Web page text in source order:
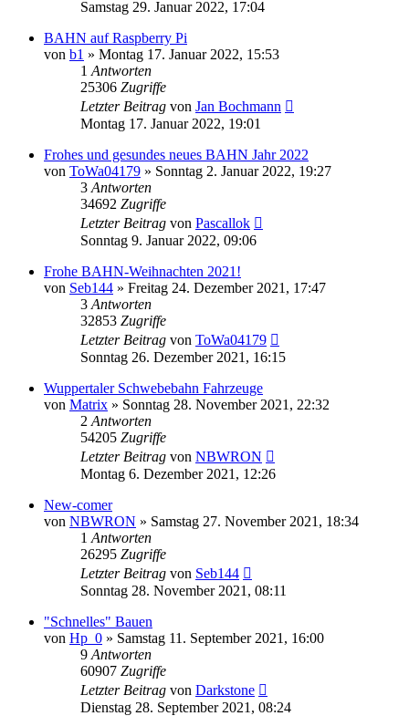
Samstag 29. Januar 2022, 17:04
BAHN auf Raspberry Pi
von b1 » Montag 17. Januar 2022, 15:53
1 Antworten
25306 Zugriffe
Letzter Beitrag von Jan Bochmann
Montag 17. Januar 2022, 19:01
Frohes und gesundes neues BAHN Jahr 2022
von ToWa04179 » Sonntag 2. Januar 2022, 19:27
3 Antworten
34692 Zugriffe
Letzter Beitrag von Pascallok
Sonntag 9. Januar 2022, 09:06
Frohe BAHN-Weihnachten 2021!
von Seb144 » Freitag 24. Dezember 2021, 17:47
3 Antworten
32853 Zugriffe
Letzter Beitrag von ToWa04179
Sonntag 26. Dezember 2021, 16:15
Wuppertaler Schwebebahn Fahrzeuge
von Matrix » Sonntag 28. November 2021, 22:32
2 Antworten
54205 Zugriffe
Letzter Beitrag von NBWRON
Montag 6. Dezember 2021, 12:26
New-comer
von NBWRON » Samstag 27. November 2021, 18:34
1 Antworten
26295 Zugriffe
Letzter Beitrag von Seb144
Sonntag 28. November 2021, 08:11
"Schnelles" Bauen
von Hp_0 » Samstag 11. September 2021, 16:00
9 Antworten
60907 Zugriffe
Letzter Beitrag von Darkstone
Dienstag 28. September 2021, 08:24